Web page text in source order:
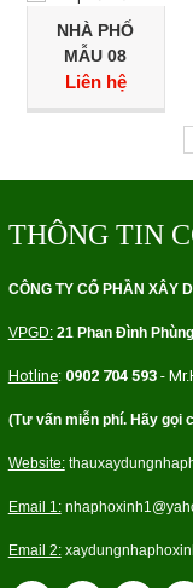
NHÀ PHỐ
MẪU 08
Liên hệ
THÔNG TIN
CÔNG TY CỔ PHẦN XÂY
VPGD: 21 Phan Ðình
Hotline: 0902 704 593-
(Tư vấn miễn phí. Hãy gọi
Website:
Email 1:
Email 2:xaydung